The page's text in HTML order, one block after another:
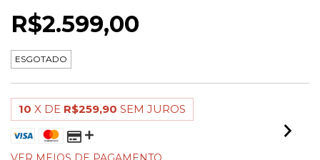
R$2.599,00
ESGOTADO
10 X DE R$259,90 SEM JUROS